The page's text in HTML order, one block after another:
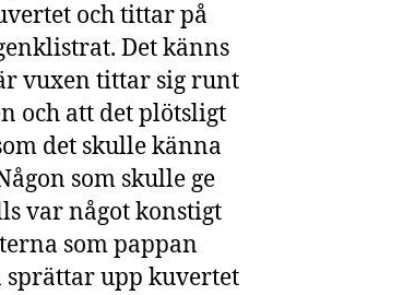
och tittar på
Det känns
vuxen tittar sig runt
och att det plötsligt
det skulle känna
som skulle ge
var något konstigt
som pappan
sprättar upp kuvertet